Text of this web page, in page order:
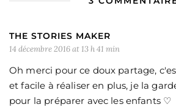
THE STORIES MAKER
14 décembre 2016 at 13 h 41 min
Oh merci pour ce doux partage,
et facile à réaliser en plus, je la
pour la préparer avec les enfants ♡